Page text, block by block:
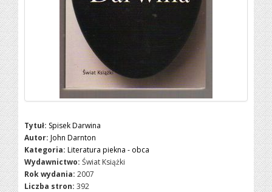
Tytuł: Spisek Darwina
Autor: John Darnton
Kategoria: Literatura piekna - obca
Wydawnictwo: Świat Książki
Rok wydania: 2007
Liczba stron: 392